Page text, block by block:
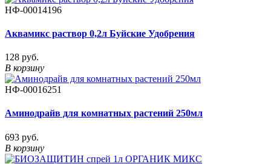
НФ-00014196
Аквамикс раствор 0,2л Буйские Удобрения
128 руб.
В корзину
НФ-00016251
Аминодрайв для комнатных растений 250мл
693 руб.
В корзину